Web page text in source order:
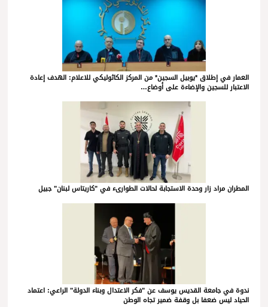
العمار في إطلاق *يوبيل السجين* من المركز الكاثوليكي للاعلام: الهدف إعادة
الاعتبار للسجين والإضاءة على أوضاع…
المطران مراد زار وحدة الاستجابة لحالات الطوارىء في "كاريتاس لبنان" جبيل
ندوة في جامعة القديس يوسف عن "فكر الاعتدال وبناء الدولة" الراعي: اعتماد
الحياد ليس ضعفا بل وقفة ضمير تجاه الوطن